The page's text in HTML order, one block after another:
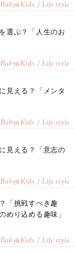
Baby&Kids / Life style
選ぶ？「人生のお
Baby&Kids / Life style
見える？「メンタ
Baby&Kids / Life style
見える？「意志の
Baby&Kids / Life style
「挑戦すべき趣
めり込める趣味」
Baby&Kids / Life style